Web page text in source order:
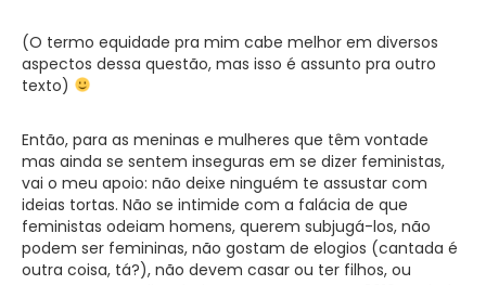
(O termo equidade pra mim cabe melhor em diversos
aspectos dessa questão, mas isso é assunto pra outro
texto)
Então, para as meninas e mulheres que têm vontade
mas ainda se sentem inseguras em se dizer feministas,
vai o meu apoio: não deixe ninguém te assustar com
ideias tortas. Não se intimide com a falácia de que
feministas odeiam homens, querem subjugá-los, não
podem ser femininas, não gostam de elogios (cantada é
outra coisa, tá?), não devem casar ou ter filhos, ou